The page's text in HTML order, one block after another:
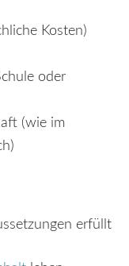
Kosten)
oder
(wie im
erfüllt